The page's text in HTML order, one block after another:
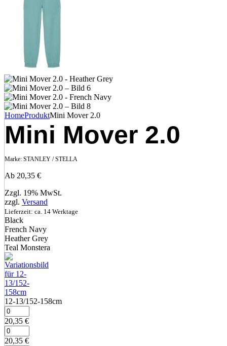
HomeProduktMini Mover 2.0
Mini Mover 2.0
Marke: STANLEY / STELLA
Ab 20,35 €
Zzgl. 19% MwSt.
zzgl. Versand
Lieferzeit: ca. 14 Werktage
Black
French Navy
Heather Grey
Teal Monstera
12‑13/152‑158cm
20,35 €
20,35 €